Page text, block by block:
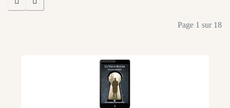
Page 1 sur 18